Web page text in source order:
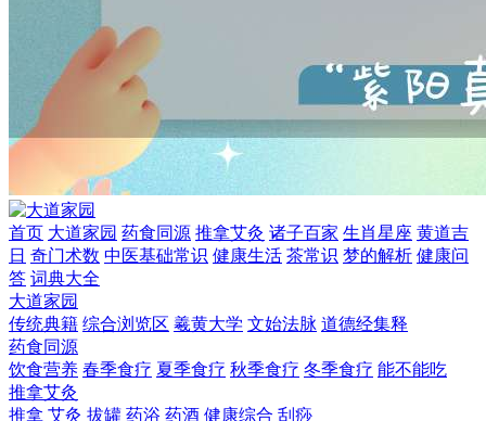
首页 大道家园 药食同源 推拿艾灸 诸子百家 生肖星座 黄道吉
日 奇门术数 中医基础常识 健康生活 茶常识 梦的解析 健康问
答 词典大全
大道家园
传统典籍 综合浏览区 羲黄大学 文始法脉 道德经集释
药食同源
饮食营养 春季食疗 夏季食疗 秋季食疗 冬季食疗 能不能吃
推拿艾灸
推拿 艾灸 拔罐 药浴 药酒 健康综合 刮痧